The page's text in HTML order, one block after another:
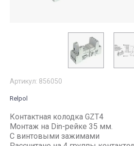
Артикул: 856050
Relpol
Контактная колодка GZT4
Монтаж на Din-рейке 35 мм.
С винтовыми зажимами